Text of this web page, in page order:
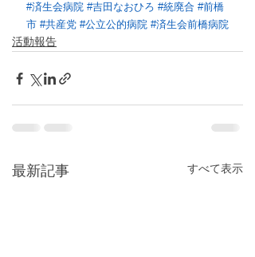
#済生会病院 #吉田なおひろ #統廃合 #前橋
市 #共産党 #公立公的病院 #済生会前橋病院
活動報告
最新記事 すべて表示